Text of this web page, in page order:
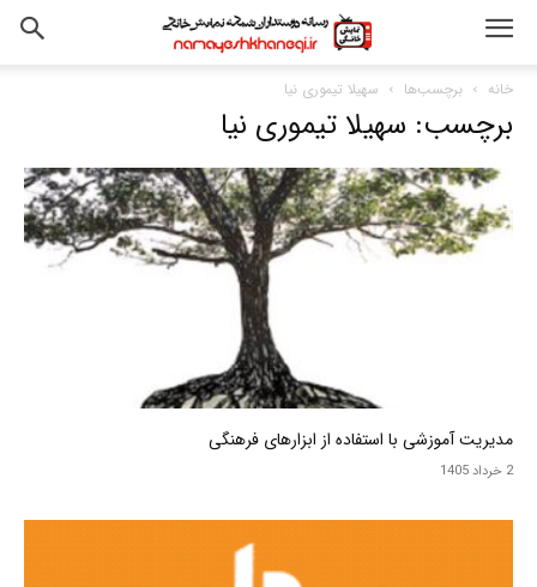
خانه برچسب‌ها سهیلا تیموری نیا
برچسب: سهیلا تیموری نیا
مدیریت آموزشی با استفاده از ابزارهای فرهنگی
2 خرداد 1405